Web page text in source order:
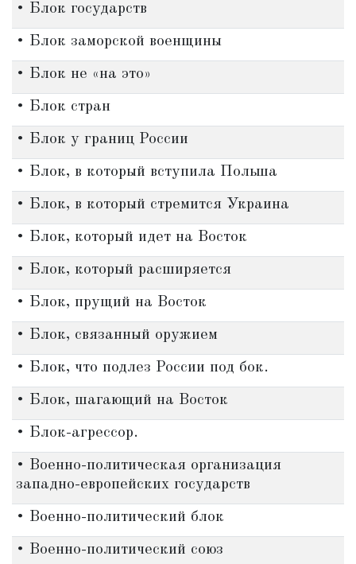
• Блок государств
• Блок заморской военщины
• Блок не «на это»
• Блок стран
• Блок у границ России
• Блок, в который вступила Польша
• Блок, в который стремится Украина
• Блок, который идет на Восток
• Блок, который расширяется
• Блок, прущий на Восток
• Блок, связанный оружием
• Блок, что подлез России под бок.
• Блок, шагающий на Восток
• Блок-агрессор.
• Военно-политическая организация
западно-европейских государств
• Военно-политический блок
• Военно-политический союз